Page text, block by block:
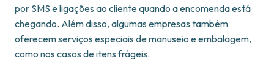
por SMS e ligações ao cliente quando a encomenda está
chegando. Além disso, algumas empresas também
oferecem serviços especiais de manuseio e embalagem,
como nos casos de itens frágeis.